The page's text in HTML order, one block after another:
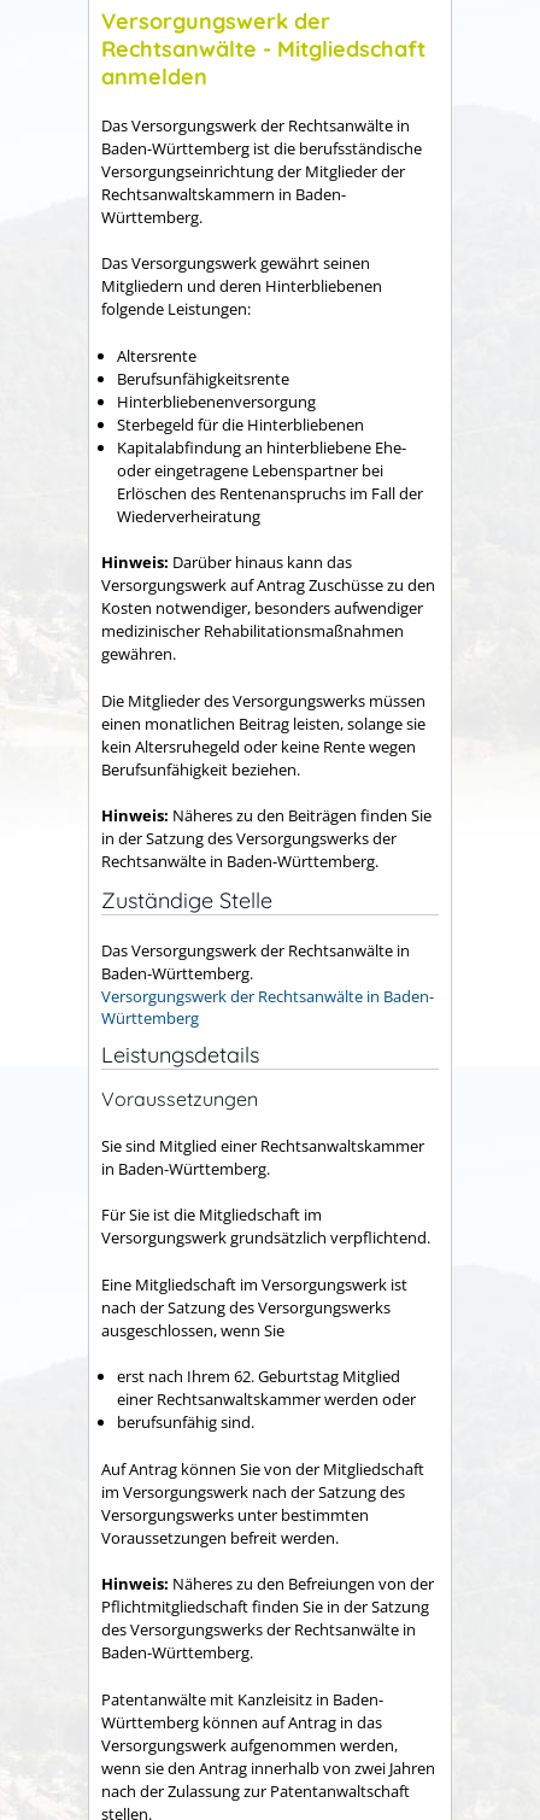
Versorgungswerk der
Rechtsanwälte - Mitgliedschaft
anmelden
Das Versorgungswerk der Rechtsanwälte in
Baden-Württemberg ist die berufsständische
Versorgungseinrichtung der Mitglieder der
Rechtsanwaltskammern in Baden-
Württemberg.
Das Versorgungswerk gewährt seinen
Mitgliedern und deren Hinterbliebenen
folgende Leistungen:
Altersrente
Berufsunfähigkeitsrente
Hinterbliebenenversorgung
Sterbegeld für die Hinterbliebenen
Kapitalabfindung an hinterbliebene Ehe-
odereingetragene Lebenspartner bei
Erlöschen des Rentenanspruchs im Fall der
Wiederverheiratung
Hinweis: Darüber hinaus kann das
Versorgungswerk auf Antrag Zuschüsse zu den
Kosten notwendiger, besonders aufwendiger
medizinischer Rehabilitationsmaßnahmen
gewähren.
Die Mitglieder des Versorgungswerks müssen
einen monatlichen Beitrag leisten, solange sie
kein Altersruhegeld oder keine Rente wegen
Berufsunfähigkeit beziehen.
Hinweis: Näheres zu den Beiträgen finden Sie
in der Satzung desVersorgungswerks der
Rechtsanwälte in Baden-Württemberg.
Zuständige Stelle
Das Versorgungswerk der Rechtsanwälte in
Baden-Württemberg.
Versorgungswerk der Rechtsanwälte in Baden-
Württemberg
Leistungsdetails
Voraussetzungen
Sie sind Mitglied einer Rechtsanwaltskammer
in Baden-Württemberg.
Für Sie ist die Mitgliedschaft im
Versorgungswerk grundsätzlich verpflichtend.
Eine Mitgliedschaft im Versorgungswerk ist
nach der Satzung des Versorgungswerks
ausgeschlossen, wenn Sie
erst nach Ihrem 62. Geburtstag Mitglied
einer Rechtsanwaltskammer werden oder
berufsunfähig sind.
Auf Antrag können Sie von der Mitgliedschaft
im Versorgungswerk nach der Satzung des
Versorgungswerks unter bestimmten
Voraussetzungen befreit werden.
Hinweis: Näheres zu den Befreiungen von der
Pflichtmitgliedschaft finden Sie in der Satzung
des Versorgungswerks der Rechtsanwälte in
Baden-Württemberg.
Patentanwälte mit Kanzleisitz in Baden-
Württemberg können auf Antrag in das
Versorgungswerk aufgenommen werden,
wenn sie den Antrag innerhalb von zwei Jahren
nach der Zulassung zur Patentanwaltschaft
stellen.